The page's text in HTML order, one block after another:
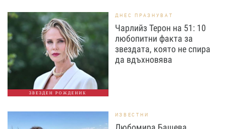
ЗВЕЗДЕН РОЖДЕНИК
ДНЕС ПРАЗНУВАТ
Чарлийз Терон на 51: 10
любопитни факта за
звездата, която не спира
да вдъхновява
ИЗВЕСТНИ